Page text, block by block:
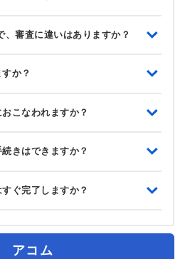
、審査に違いはありますか？
か？
こなわれますか？
きはできますか？
ぐ完了しますか？
アコム